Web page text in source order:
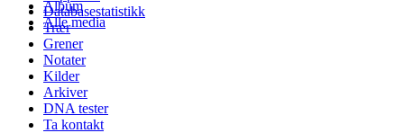
Album
Alle media
Databasestatistikk
Trær
Grener
Notater
Kilder
Arkiver
DNA tester
Ta kontakt